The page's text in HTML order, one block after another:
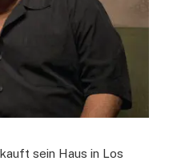
sein Haus in Los